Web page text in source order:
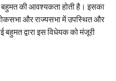
की आवश्यकता होती है। इसका
और राज्यसभा में उपस्थित और
द्वारा इस विधेयक को मंजूरी